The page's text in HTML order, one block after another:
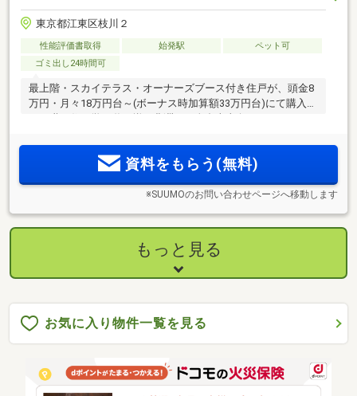
東京都江東区枝川２
性能評価書取得 始発駅
ペット可
ゴミ出し24時間可
最上階・スカイテラス・オーナーズブース付き住戸が、頭金8
万円・月々18万円台～(ボーナス時加算額33万円台)にて購入
が2030年代なかば開業予定(注1)。
資料をもらう(無料)
※SUUMOのお問い合わせページへ移動します
もっと見る
お気に入り物件一覧を見る